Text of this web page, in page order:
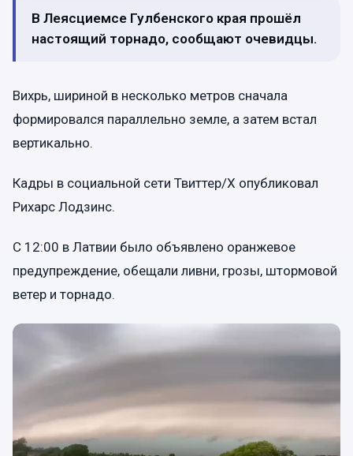
В Леясциемсе Гулбенского края прошёл
настоящий торнадо, сообщают очевидцы.
Вихрь, шириной в несколько метров сначала
формировался параллельно земле, а затем встал
вертикально.
Кадры в социальной сети Твиттер/X опубликовал
Рихарс Лодзинс.
С 12:00 в Латвии было объявлено оранжевое
предупреждение, обещали ливни, грозы, штормовой
ветер и торнадо.